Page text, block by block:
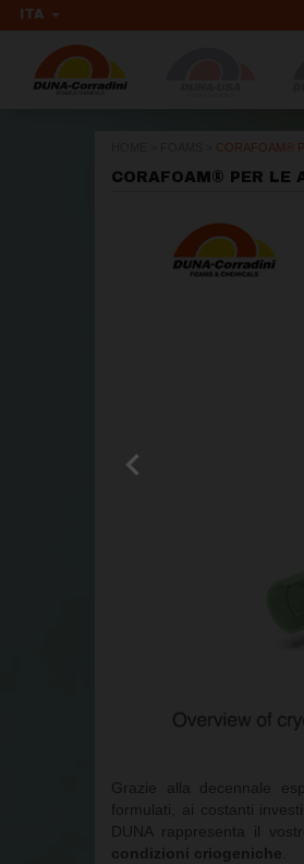
ITA
CORAFOAM®
CORAFOAM® PER LE
Grazie alla decennale
formulati, ai costanti
DUNA rappresenta il
condizioni criogeniche